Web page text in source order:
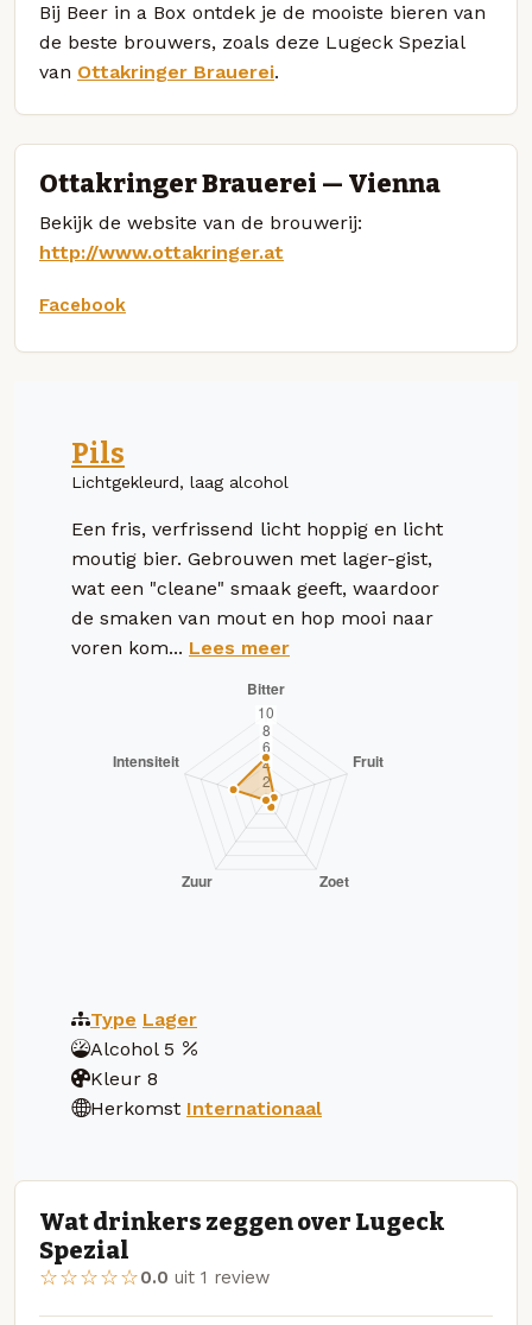
Bij Beer in a Box ontdek je de mooiste bieren van
de beste brouwers, zoals deze Lugeck Spezial
van Ottakringer Brauerei.
Ottakringer Brauerei — Vienna
Bekijk de website van de brouwerij:
http://www.ottakringer.at
Facebook
Pils
Lichtgekleurd, laag alcohol
Een fris, verfrissend licht hoppig en licht
moutig bier. Gebrouwen met lager-gist,
wat een "cleane" smaak geeft, waardoor
de smaken van mout en hop mooi naar
voren kom... Lees meer
Type Lager
Alcohol 5
Kleur 8
Herkomst Internationaal
Wat drinkers zeggen over Lugeck
Spezial
☆☆☆☆☆0.0 uit 1 review